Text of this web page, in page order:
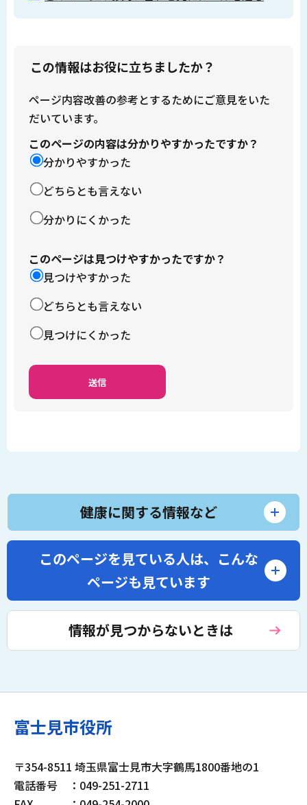
この情報はお役に立ちましたか？
ページ内容改善の参考とするためにご意見をいた
だいています。
このページの内容は分かりやすかったですか？
分かりやすかった
どちらとも言えない
分かりにくかった
このページは見つけやすかったですか？
見つけやすかった
どちらとも言えない
見つけにくかった
健康に関する情報など
このページを見ている人は、 こんな
ページも見ています
情報が見つからないときは
富士見市役所
〒354-8511 埼玉県富士見市大字鶴馬1800番地の1
電話番号
：049-251-2711